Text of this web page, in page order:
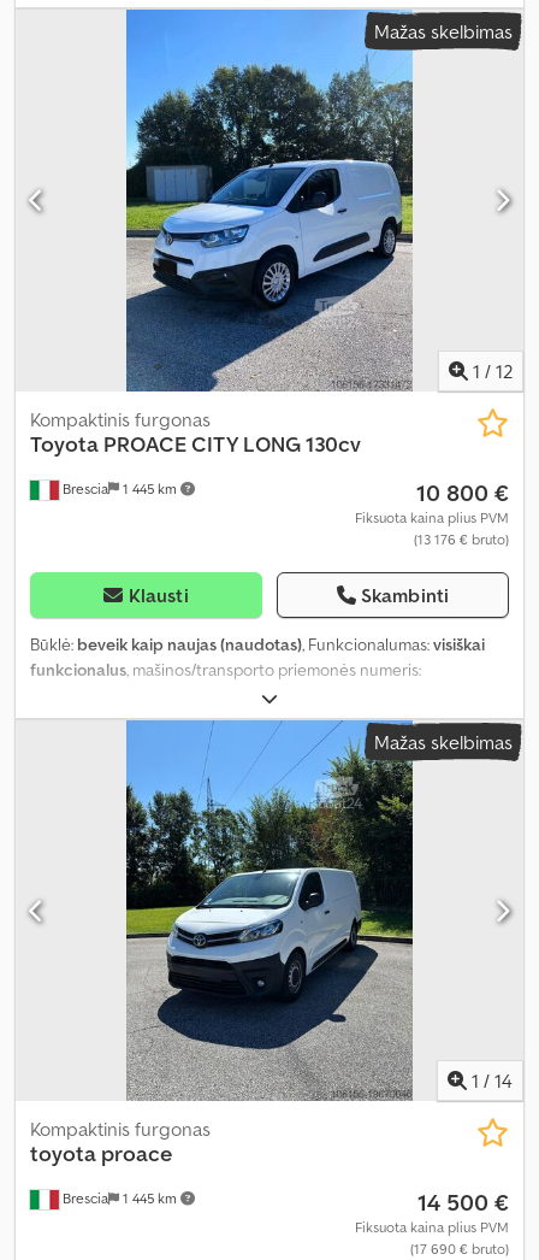
ABS, oro kondicionavimas,
Mažas skelbimas
1 / 12
Brescia 1 445 km
Kompaktinis furgonas
Toyota PROACE CITY LONG 130cv
10 800 €
Fiksuota kaina plius PVM
(13 176 € bruto)
Klausti Skambinti
Būklė: beveik kaip naujas (naudotas), Funkcionalumas:visiškai
funkcionalus, mašinos/transporto priemonės numeris:
117 000 km
AG), kuro tipas:dyzelinas, padangos dydis:205/60 R16 96U,
D , spalva:balta , pavaros tipas:mechaninis,
, sėdimų vietų skaičius:3, krovinio erdvės
, krovimo vietos ilgis:1 850 mm, krovinių skyriaus plotis:
, krovos erdvės aukštis:1 200 mm, Gamybos metai:
ankstesnių savininkų skaičius:1, Įranga:ABS, centrinis užraktas,
elektroninė stabilumo programa (ESP), oro kondicionavimas,
oro pagalvė, priešrūkiniai žibintai, statymo jutikliai, stumdomos
durys
Mažas skelbimas
1 / 14
Brescia 1 445 km
Kompaktinis furgonas
toyota proace
14 500 €
Fiksuota kaina plius PVM
(17 690 € bruto)